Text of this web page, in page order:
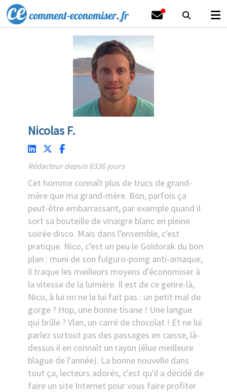
Nicolas F.
Rédacteur depuis 6336 jours
Cet homme connaît plus de trucs de grand-
mère que ma grand-mère. Bon, parfois ça
peut-être embarrassant, par exemple quand il
sort sa bouteille de vinaigre blanc en pleine
soirée disco. Mais dans l'ensemble, c'est
pratique. Nico, c'est un peu le Goldorak du bon
plan : muni de son fulguro-poing anti-arnaque,
il traque les meilleurs moyens d'économiser à
la vitesse de la lumière. Il est de ce genre-là,
Nico, à lui on ne la lui fait pas : un petit mal de
gorge ? Hop, une bonne tisane ! Une langue
qui brûle ? Vlan, un carré de chocolat ! Et ne lui
parlez surtout pas des passages en caisse, là-
dessus il en connaît un rayon (élue meilleure
blague de l'année). La bonne nouvelle dans
tout ça, lecteurs adorés, c'est qu'il a décidé de
faire un site Internet pour vous faire profiter